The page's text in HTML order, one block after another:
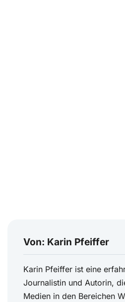
Von: Karin Pfeiffer
Karin Pfeiffer ist eine
Journalistin und Autorin,
Medien in den Bereichen